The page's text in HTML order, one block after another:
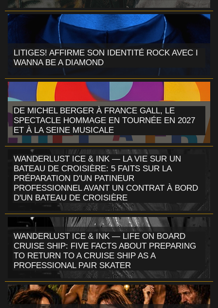
LITIGES! AFFIRME SON IDENTITÉ ROCK AVEC I
WANNA BE A DIAMOND
DE MICHEL BERGER À FRANCE GALL, LE
SPECTACLE HOMMAGE EN TOURNÉE EN 2027
ET À LA SEINE MUSICALE
WANDERLUST ICE & INK — LA VIE SUR UN
BATEAU DE CROISIÈRE: 5 FAITS SUR LA
PRÉPARATION D'UN PATINEUR
PROFESSIONNEL AVANT UN CONTRAT À BORD
D'UN BATEAU DE CROISIÈRE
WANDERLUST ICE & INK — LIFE ON BOARD
CRUISE SHIP: FIVE FACTS ABOUT PREPARING
TO RETURN TO A CRUISE SHIP AS A
PROFESSIONAL PAIR SKATER